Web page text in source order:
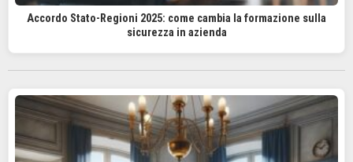
Accordo Stato-Regioni 2025: come cambia la formazione sulla
sicurezza in azienda